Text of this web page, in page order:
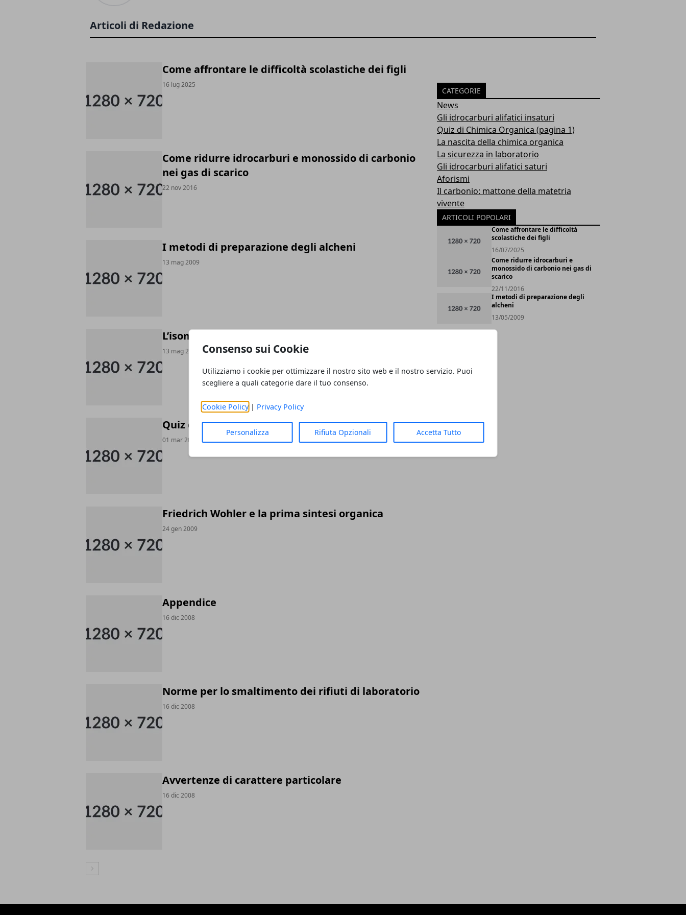
Consenso sui Cookie
Utilizziamo i cookie per ottimizzare il nostro sito web e il nostro servizio. Puoi
scegliere a quali categorie dare il tuo consenso.
Cookie Policy| Privacy Policy
Personalizza Rifiuta Opzionali Accetta Tutto
Articoli di Redazione
Come affrontare le difficoltà scolastiche dei figli
16 lug 2025
Come ridurre idrocarburi e monossido di carbonio
nei gas di scarico
22 nov 2016
I metodi di preparazione degli alcheni
13 mag 2009
L’isomeria degli alcheni
13 mag 2009
Quiz di Chimica Organica (pagina 1)
01 mar 2009
Friedrich Wohler e la prima sintesi organica
24 gen 2009
Appendice
16 dic 2008
Norme per lo smaltimento dei rifiuti di laboratorio
16 dic 2008
Avvertenze di carattere particolare
16 dic 2008
Articolo Successivo
CATEGORIE
News
Gli idrocarburi alifatici insaturi
Quiz di Chimica Organica (pagina 1)
La nascita della chimica organica
La sicurezza in laboratorio
Gli idrocarburi alifatici saturi
Aforismi
Il carbonio: mattone della matetria
vivente
ARTICOLI POPOLARI
Come affrontare le difficoltà
scolastiche dei figli
16/07/2025
Come ridurre idrocarburi e
monossido di carbonio nei gas di
scarico
22/11/2016
I metodi di preparazione degli
alcheni
13/05/2009